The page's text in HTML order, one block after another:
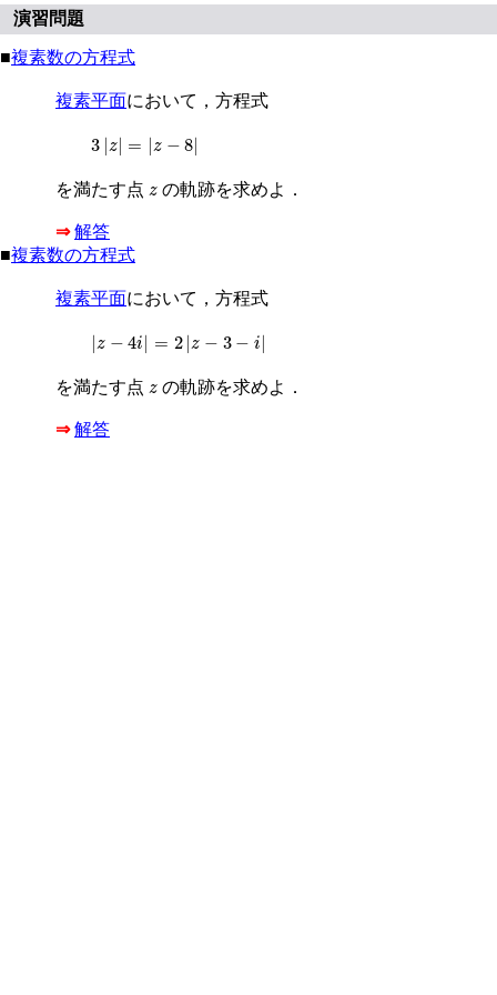
演習問題
■複素数の方程式
複素平面において，方程式
3 |z| = |z − 8|
3 z z
を満たす点 z
z の軌跡を求めよ．
⇒ 解答
■複素数の方程式
複素平面において，方程式
|z − 4i| = 2 |z − 3 − i|
z 2z −i
を満たす点 z
z の軌跡を求めよ．
⇒ 解答